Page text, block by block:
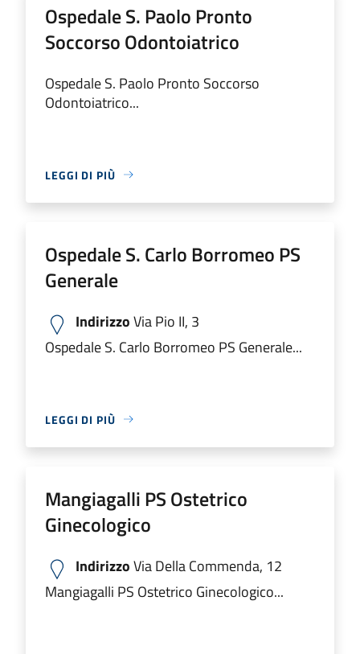
Ospedale S. Paolo Pronto
Soccorso Odontoiatrico
Ospedale S. Paolo Pronto Soccorso
Odontoiatrico...
LEGGI DI PIÙ
Ospedale S. Carlo Borromeo PS
Generale
IndirizzoVia Pio II, 3
Ospedale S. Carlo Borromeo PS Generale...
LEGGI DI PIÙ
Mangiagalli PS Ostetrico
Ginecologico
IndirizzoVia Della Commenda, 12
Mangiagalli PS Ostetrico Ginecologico...